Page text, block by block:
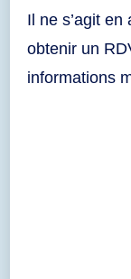
Il ne s’agit en
obtenir un
informations